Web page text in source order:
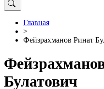
Главная
>
Фейзрахманов Ринат
Булатович